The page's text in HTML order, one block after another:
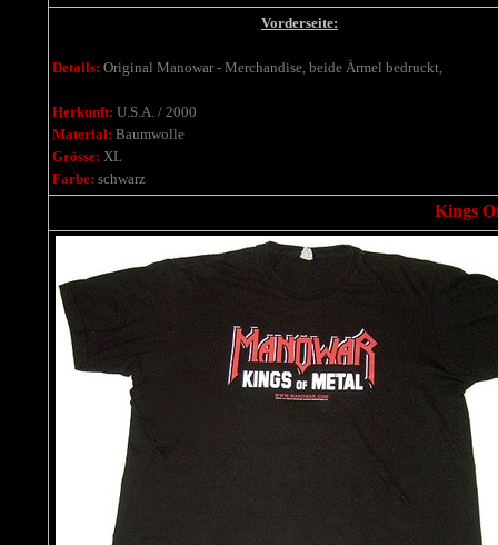
Vorderseite:
Details: Original Manowar - Merchandise, beide Ärmel bedruckt,
Herkunft: U.S.A. / 2000
Material: Baumwolle
Grösse: XL
Farbe: schwarz
Kings